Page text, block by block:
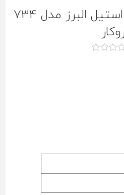
سینک ظرفشویی استیل البرز مدل 734
روکار